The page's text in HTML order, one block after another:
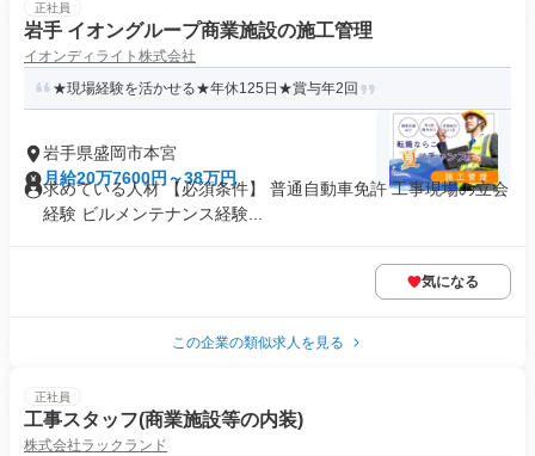
正社員
岩手 イオングループ商業施設の施工管理
イオンディライト株式会社
★現場経験を活かせる★年休125日★賞与年2回
岩手県盛岡市本宮
月給20万7600円～38万円
求めている人材 【必須条件】 普通自動車免許 工事現場の立会
経験 ビルメンテナンス経験...
気になる
この企業の類似求人を見る
正社員
工事スタッフ(商業施設等の内装)
株式会社ラックランド